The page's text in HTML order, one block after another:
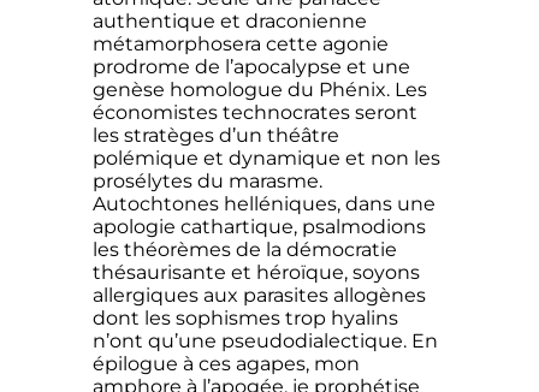
authentique et draconienne
métamorphosera cette agonie
prodrome de l’apocalypse et une
genèse homologue du Phénix. Les
économistes technocrates seront
les stratèges d’un théâtre
polémique et dynamique et non les
prosélytes du marasme.
Autochtones helléniques, dans une
apologie cathartique, psalmodions
les théorèmes de la démocratie
thésaurisante et héroïque, soyons
allergiques aux parasites allogènes
dont les sophismes trop hyalins
n’ont qu’une pseudodialectique. En
épilogue à ces agapes, mon
amphore à l’apogée, je prophétise